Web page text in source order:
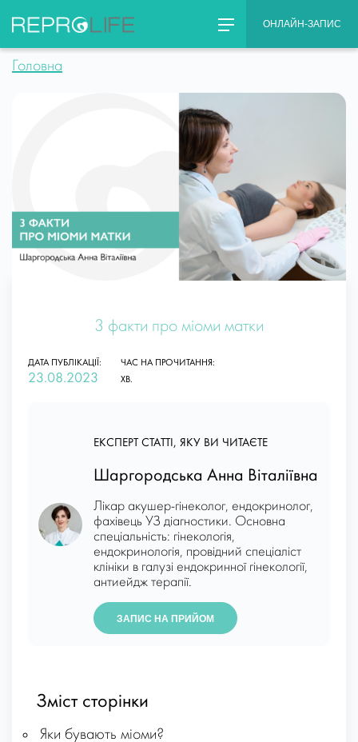
content
ОНЛАЙН-ЗАПИС
Головна
3 факти про міоми матки
ДАТА ПУБЛІКАЦІЇ:
23.08.2023
ЧАС НА ПРОЧИТАННЯ:
ХВ.
ЕКСПЕРТ СТАТТІ, ЯКУ ВИ ЧИТАЄТЕ
Шаргородська Анна Віталіївна
Лікар акушер-гінеколог, ендокринолог,
фахівець УЗ діагностики. Основна
спеціальність: гінекологія,
ендокринологія, провідний спеціаліст
клініки в галузі ендокринної гінекології,
антиейдж терапії.
ЗАПИС НА ПРИЙОМ
Зміст сторінки
Яки бувають міоми?